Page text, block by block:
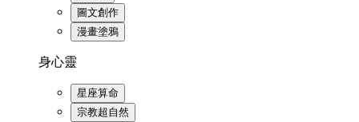
圖文創作
漫畫塗鴉
身心靈
星座算命
宗教超自然